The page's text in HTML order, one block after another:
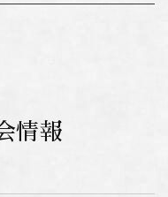
情報